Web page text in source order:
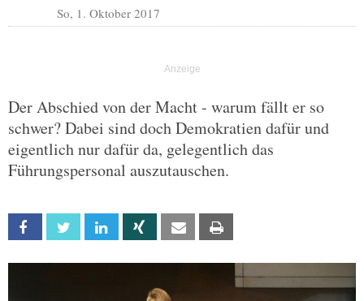
So, 1. Oktober 2017
Der Abschied von der Macht - warum fällt er so
schwer? Dabei sind doch Demokratien dafür und
eigentlich nur dafür da, gelegentlich das
Führungspersonal auszutauschen.
Facebook Twitter Linkedin Xing Email